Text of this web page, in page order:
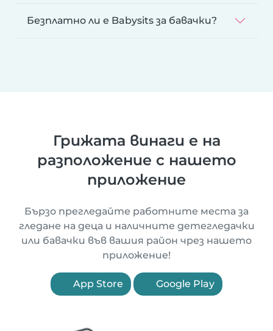
Безплатно ли е Babysits за бавачки?
Грижата винаги е на
разположение с нашето
приложение
Бързо прегледайте работните места за
гледане на деца и наличните детегледачки
или бавачки във вашия район чрез нашето
приложение!
App Store Google Play